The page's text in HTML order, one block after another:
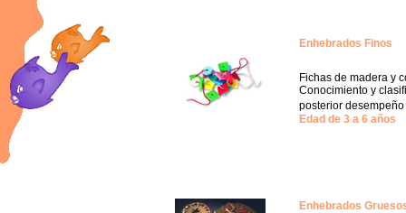
Enhebrados Finos
Fichas de madera y
Conocimiento y
posterior
Edad de 3 a 6 años
Enhebrados